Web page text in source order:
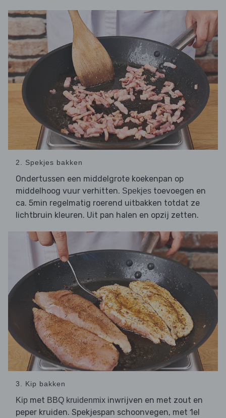
2. Spekjes bakken
Ondertussen een middelgrote koekenpan op
middelhoog vuur verhitten. Spekjes toevoegen en
ca. 5min regelmatig roerend uitbakken totdat ze
lichtbruin kleuren. Uit pan halen en opzij zetten.
3. Kip bakken
Kip met BBQ kruidenmix inwrijven en met zout en
peper kruiden. Spekjespan schoonvegen, met 1el